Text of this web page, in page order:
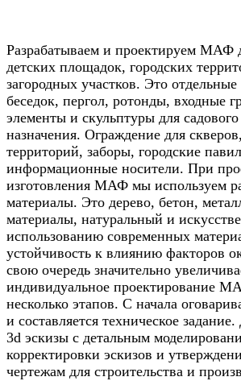
Разрабатываем и проектируем МАФ
детских площадок, городских
загородных участков. Это
беседок, пергол, ротонды, входные
элементы и скульптуры для
назначения. Ограждение для
территорий, заборы, городские
информационные носители. При
изготовления МАФ мы используем
материалы. Это дерево, бетон,
материалы, натуральный и
использованию современных
устойчивость к влиянию факторов
свою очередь значительно
индивидуальное проектирование
несколько этапов. С начала
и составляется техническое
3d эскизы с детальным
корректировки эскизов и
чертежам для строительства и